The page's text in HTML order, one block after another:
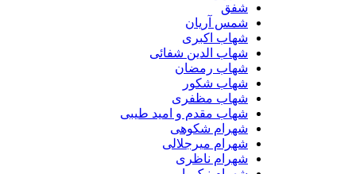
شمس آریان
شهاب اکبری
شهاب الدین شفائی
شهاب رمضان
شهاب شکور
شهاب مظفری
شهاب مقدم و امید طیبی
شهرام شکوهی
شهرام میرجلالی
شهرام ناظری